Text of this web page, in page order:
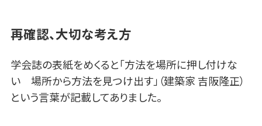
再確認、大切な考え方
学会誌の表紙をめくると「方法を場所に押し付けな
い 場所から方法を見つけ出す」（建築家 吉阪隆正）
という言葉が記載してありました。